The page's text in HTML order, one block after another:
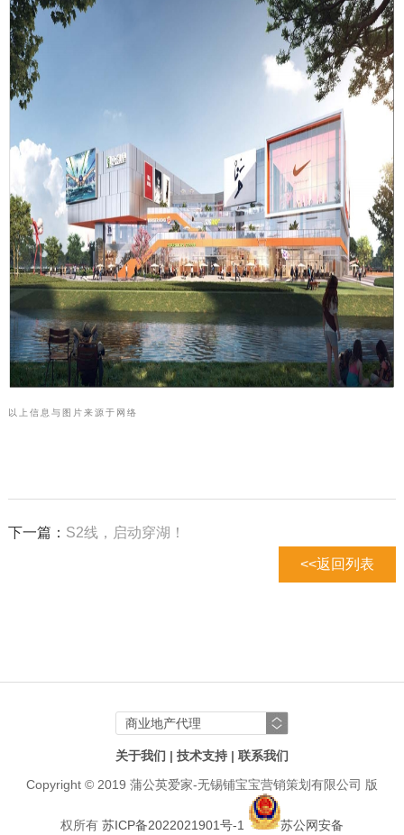
以上信息与图片来源于网络
下一篇： S2线，启动穿湖！
<<返回列表
无锡商铺
无锡市政协领导一行调研
铺宝宝优客金街
--友情链接--
关于我们 | 技术支持 | 联系我们
Copyright © 2019 蒲公英爱家-无锡铺宝宝营销策划有限公司 版
权所有 苏ICP备2022021901号-1
苏公网安备